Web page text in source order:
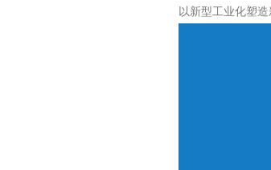
以新型工业化塑